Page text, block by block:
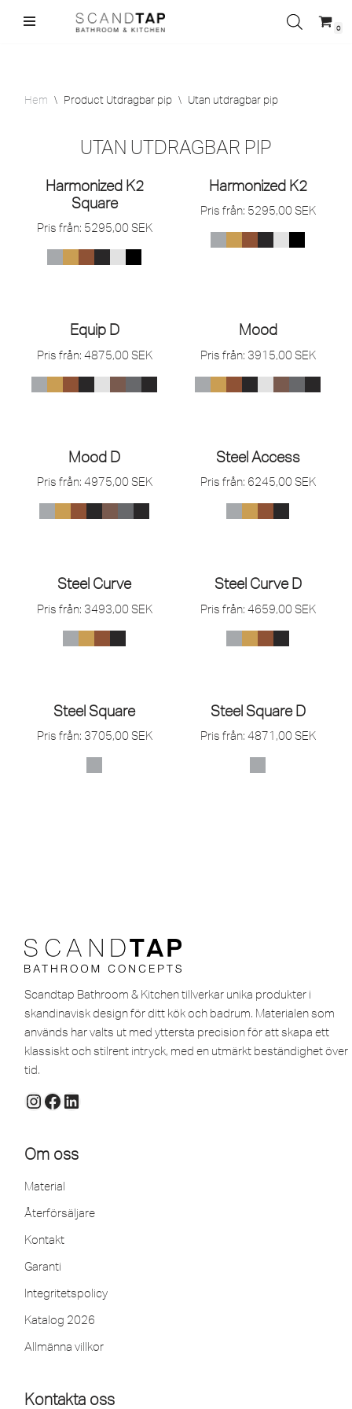
0
Hem \ Product Utdragbar pip \ Utan utdragbar pip
UTAN UTDRAGBAR PIP
Harmonized K2
Square
Pris från: 5295,00 SEK
Harmonized K2
Pris från: 5295,00 SEK
Equip D
Pris från: 4875,00 SEK
Mood
Pris från: 3915,00 SEK
Mood D
Pris från: 4975,00 SEK
Steel Access
Pris från: 6245,00 SEK
Steel Curve
Pris från: 3493,00 SEK
Steel Curve D
Pris från: 4659,00 SEK
Steel Square
Pris från: 3705,00 SEK
Steel Square D
Pris från: 4871,00 SEK
Scandtap Bathroom & Kitchen tillverkar unika produkter i
skandinavisk design för ditt kök och badrum. Materialen som
används har valts ut med yttersta precision för att skapa ett
klassiskt och stilrent intryck, med en utmärkt beständighet över
tid.
Om oss
Material
Återförsäljare
Kontakt
Garanti
Integritetspolicy
Katalog 2026
Allmänna villkor
Kontakta oss